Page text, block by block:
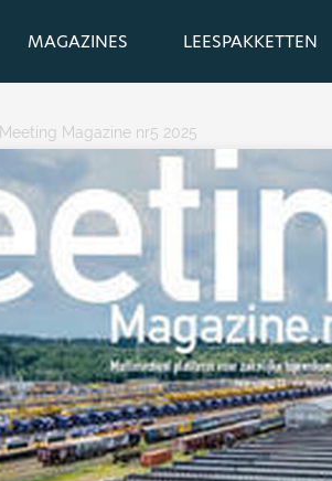
MAGAZINES LEESPAKKETTEN
Meeting Magazine nr5 2025